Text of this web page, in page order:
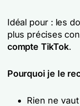
Idéal pour : les
plus précises
compte TikTok.
Pourquoi je le
Rien ne